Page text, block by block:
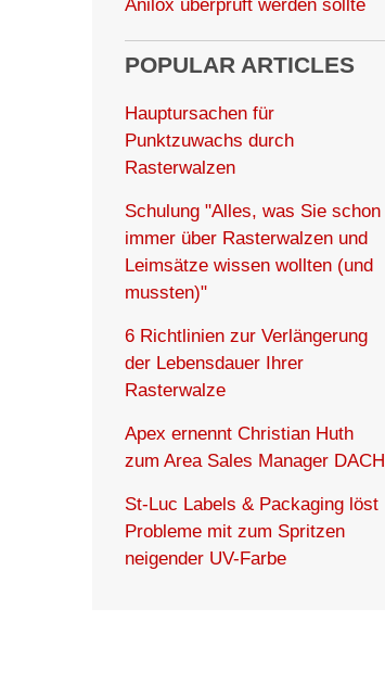
Anilox überprüft werden sollte
POPULAR ARTICLES
Hauptursachen für
Punktzuwachs durch
Rasterwalzen
Schulung "Alles, was Sie schon
immer über Rasterwalzen und
Leimsätze wissen wollten (und
mussten)"
6 Richtlinien zur Verlängerung
der Lebensdauer Ihrer
Rasterwalze
Apex ernennt Christian Huth
zum Area Sales Manager DACH
St-Luc Labels & Packaging löst
Probleme mit zum Spritzen
neigender UV-Farbe